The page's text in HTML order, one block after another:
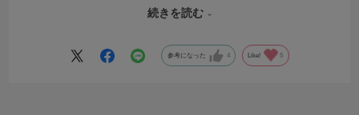
お店に遊びにいらしたお客様が付けていると、ついつい嬉しくなって
続きを読む
参考になった 4 Like! 5